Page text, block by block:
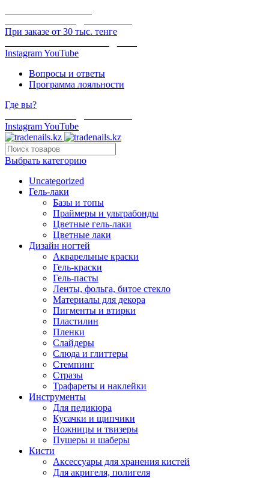
При заказе от 30 тыс. тенге
InstagramYouTube
Вопросы и ответы
Программа лояльности
Где вы?
InstagramYouTube
Выбрать категорию
Uncategorized
Гель-лаки
Базы и топы
Праймеры и ультрабонды
Цветные гель-лаки
Цветные лаки
Дизайн ногтей
Акварельные краски
Гель-краски
Гель-пасты
Ленты, фольга, битое стекло
Материалы для декора
Пигменты и втирки
Пластилин
Пленки
Слайдеры
Слюда и глиттеры
Стемпинг
Стразы
Трафареты и наклейки
Инструменты
Для педикюра
Кусачки и щипчики
Ножницы и твизеры
Пушеры и шаберы
Кисти
Аксессуары для хранения кистей
Для акригеля, полигеля